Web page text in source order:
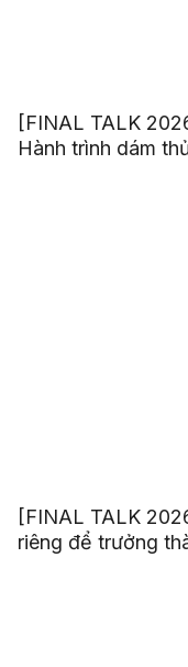
[FINAL TALK
Hành trình dám
[FINAL TALK
riêng để trưởng